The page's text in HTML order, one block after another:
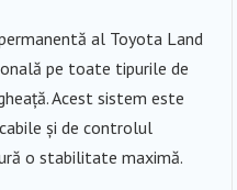
al Toyota Land
pe toate tipurile de
Acest sistem este
și de controlul
o stabilitate maximă.